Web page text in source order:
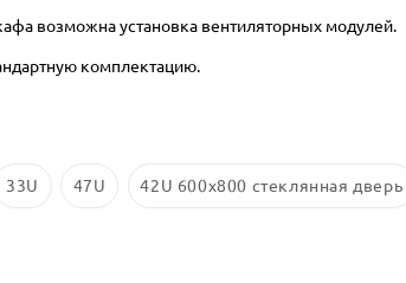
возможна установка вентиляторных модулей.
комплектацию.
33U 47U 42U 600x800 стеклянная дверь